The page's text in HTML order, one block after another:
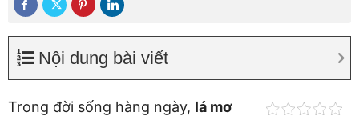
Nội dung bài viết
Trong đời sống hàng ngày, lá mơ